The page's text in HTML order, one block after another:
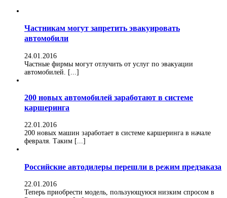
Частникам могут запретить эвакуировать
автомобили
24.01.2016
Частные фирмы могут отлучить от услуг по эвакуации
автомобилей. [...]
200 новых автомобилей заработают в системе
каршеринга
22.01.2016
200 новых машин заработает в системе каршеринга в начале
февраля. Таким [...]
Российские автодилеры перешли в режим предзаказа
22.01.2016
Теперь приобрести модель, пользующуюся низким спросом в